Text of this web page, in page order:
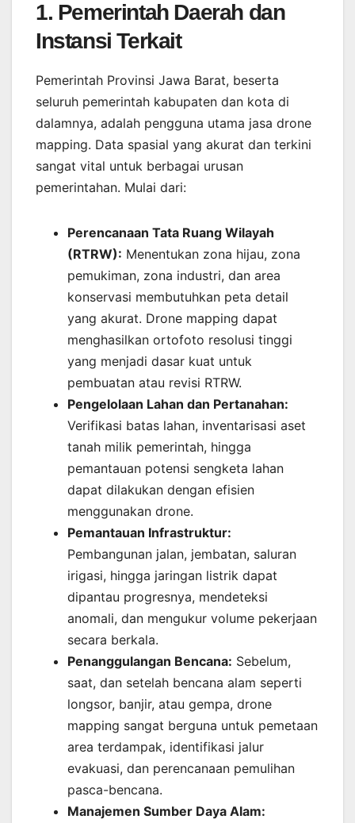
1. Pemerintah Daerah dan
Instansi Terkait
Pemerintah Provinsi Jawa Barat, beserta
seluruh pemerintah kabupaten dan kota di
dalamnya, adalah pengguna utama jasa drone
mapping. Data spasial yang akurat dan terkini
sangat vital untuk berbagai urusan
pemerintahan. Mulai dari:
Perencanaan Tata Ruang Wilayah
(RTRW): Menentukan zona hijau, zona
pemukiman, zona industri, dan area
konservasi membutuhkan peta detail
yang akurat. Drone mapping dapat
menghasilkan ortofoto resolusi tinggi
yang menjadi dasar kuat untuk
pembuatan atau revisi RTRW.
Pengelolaan Lahan dan Pertanahan:
Verifikasi batas lahan, inventarisasi aset
tanah milik pemerintah, hingga
pemantauan potensi sengketa lahan
dapat dilakukan dengan efisien
menggunakan drone.
Pemantauan Infrastruktur:
Pembangunan jalan, jembatan, saluran
irigasi, hingga jaringan listrik dapat
dipantau progresnya, mendeteksi
anomali, dan mengukur volume pekerjaan
secara berkala.
Penanggulangan Bencana: Sebelum,
saat, dan setelah bencana alam seperti
longsor, banjir, atau gempa, drone
mapping sangat berguna untuk pemetaan
area terdampak, identifikasi jalur
evakuasi, dan perencanaan pemulihan
pasca-bencana.
Manajemen Sumber Daya Alam: